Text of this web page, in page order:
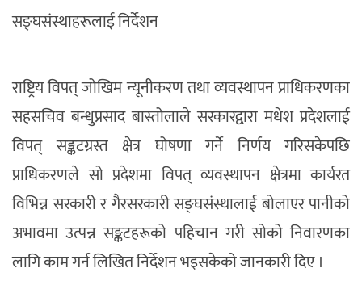
सङ्घसंस्थाहरूलाई निर्देशन
राष्ट्रिय विपत् जोखिम न्यूनीकरण तथा व्यवस्थापन प्राधिकरणका
सहसचिव बन्धुप्रसाद बास्तोलाले सरकारद्वारा मधेश प्रदेशलाई
विपत् सङ्कटग्रस्त क्षेत्र घोषणा गर्ने निर्णय गरिसकेपछि
प्राधिकरणले सो प्रदेशमा विपत् व्यवस्थापन क्षेत्रमा कार्यरत
विभिन्न सरकारी र गैरसरकारी सङ्घसंस्थालाई बोलाएर पानीको
अभावमा उत्पन्न सङ्कटहरूको पहिचान गरी सोको निवारणका
लागि काम गर्न लिखित निर्देशन भइसकेको जानकारी दिए ।